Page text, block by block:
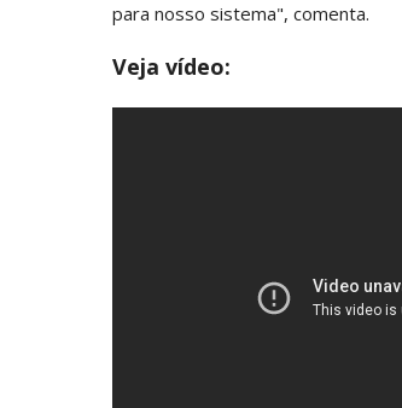
para nosso sistema", comenta.
Veja vídeo: